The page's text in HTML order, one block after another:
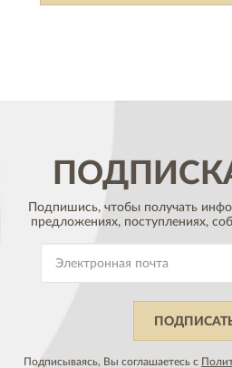
Подпишись, чтобы получать
предложениях, поступлениях,
Подписываясь, Вы соглашаетесь с